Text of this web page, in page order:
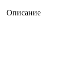
Описание